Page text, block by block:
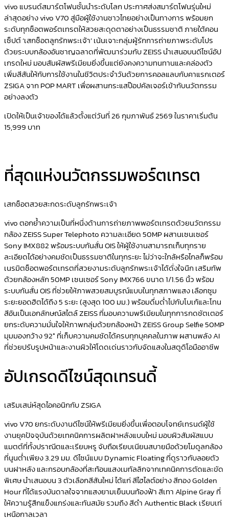
vivo แบรนด์สมาร์ตโฟนชั้นนำระดับโลก ประกาศส่งสมาร์ตโฟนรุ่นใหม่
ล่าสุดอย่าง vivo V70 สู่มือผู้ใช้งานชาวไทยอย่างเป็นทางการ พร้อมยก
ระดับทุกช็อตพอร์ตเทรตให้สวยสะดุดตาอย่างเป็นธรรมชาติ ภายใต้คอน
เซ็ปต์ ‘เสกช็อตลูกรักพระเจ้า’ เน้นเจาะกลุ่มผู้รักการถ่ายภาพระดับโปร
ด้วยระบบกล้องอันชาญฉลาดที่พัฒนาร่วมกับ ZEISS นำเสนอบนดีไซน์อัป
เกรดใหม่ มอบสัมผัสพรีเมียมยิ่งขึ้นแต่ยังคงความทนทานและคล่องตัว
เพิ่มสีสันให้กับการใช้งานในชีวิตประจำวันด้วยการคอลแลบกับคาแรกเตอร์
ZSIGA จาก POP MART เพื่อผสานกระแสป๊อปคัลเจอร์เข้ากับนวัตกรรม
อย่างลงตัว
เปิดให้เป็นเจ้าของได้แล้วตั้งแต่วันที่ 26 กุมภาพันธ์ 2569 ในราคาเริ่มต้น
15,999 บาท
ที่สุดแห่งนวัตกรรมพอร์ตเทรต
เสกช็อตสวยสะกดระดับลูกรักพระเจ้า
vivo ตอกย้ำความเป็นที่หนึ่งด้านการถ่ายภาพพอร์ตเทรตด้วยนวัตกรรม
กล้อง ZEISS Super Telephoto ความละเอียด 50MP ผสานเซนเซอร์
Sony IMX882 พร้อมระบบกันสั่น OIS ให้ผู้ใช้งานสามารถเก็บทุกราย
ละเอียดได้อย่างคมชัดเป็นธรรมชาติในทุกระยะ ไม่ว่าจะใกล้หรือไกลก็พร้อม
เนรมิตช็อตพอร์ตเทรตที่สวยงามระดับลูกรักพระเจ้าได้ดั่งใจนึก เสริมทัพ
ด้วยกล้องหลัก 50MP เซนเซอร์ Sony IMX766 ขนาด 1/1.56 นิ้ว พร้อม
ระบบกันสั่น OIS ที่ช่วยให้ภาพสวยสมบูรณ์แบบในทุกสภาพแสง เลือกซูม
ระยะยอดฮิตได้ถึง 5 ระยะ (สูงสุด 100 มม.) พร้อมดื่มด่ำไปกับโบเก้และโทน
สีอันเป็นเอกลักษณ์สไตล์ ZEISS ที่มอบความพรีเมียมในทุกการกดชัตเตอร์
ยกระดับความมั่นใจให้ภาพกลุ่มด้วยกล้องหน้า ZEISS Group Selfie 50MP
มุมมองกว้าง 92° ที่เก็บความคมชัดได้ครบทุกบุคคลในภาพ ผสานพลัง AI
ที่ช่วยปรับรูปหน้าและงานผิวให้โดดเด่นราวกับจัดแสงในสตูดิโอมืออาชีพ
อัปเกรดดีไซน์สุดเทรนดี้
เสริมเสน่ห์สุดไอคอนิกกับ ZSIGA
vivo V70 ยกระดับงานดีไซน์ให้พรีเมียมยิ่งขึ้นเพื่อตอบโจทย์เทรนด์ผู้ใช้
งานยุคปัจจุบันด้วยเทคนิคการผลิตฝาหลังแบบใหม่ มอบผิวสัมผัสแบบ
แมตต์ที่ทั้งปราณีตและเรียบหรู จับถือเรียบเนียนสบายมือด้วยโมดูลกล้อง
ที่นูนต่ำเพียง 3.29 มม. ดีไซน์แบบ Dynamic Floating ที่ดูราวกับลอยตัว
บนฝาหลัง และกรอบกล้องที่สะท้อนแสงเมทัลลิกจากเทคนิคการตัดและขัด
พิเศษ นำเสนอบน 3 ตัวเลือกสีสันใหม่ ได้แก่ สีไฮไลต์อย่าง สีทอง Golden
Hour ที่ได้แรงบันดาลใจจากแสงยามเย็นบนท้องฟ้า สีเทา Alpine Gray ที่
ให้ความรู้สึกแข็งแกร่งและทันสมัย รวมถึง สีดำ Authentic Black เรียบเท่
เหนือกาลเวลา